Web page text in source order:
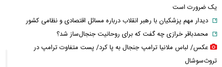
یک ضرورت است
دیدار مهم پزشکیان با رهبر انقلاب درباره مسائل اقتصادی و نظامی کشور
محمدباقر خرازی چه گفت که برای روحانیت جنجال‌ساز شد؟
عکس/ لباس ملانیا ترامپ جنجال به پا کرد/ پست متفاوت ترامپ در
تروث‌سوشال